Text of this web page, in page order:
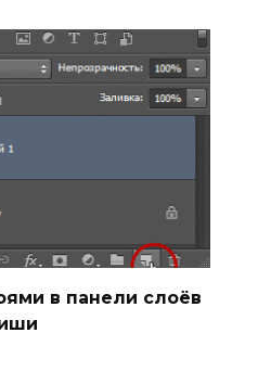
в панели слоёв